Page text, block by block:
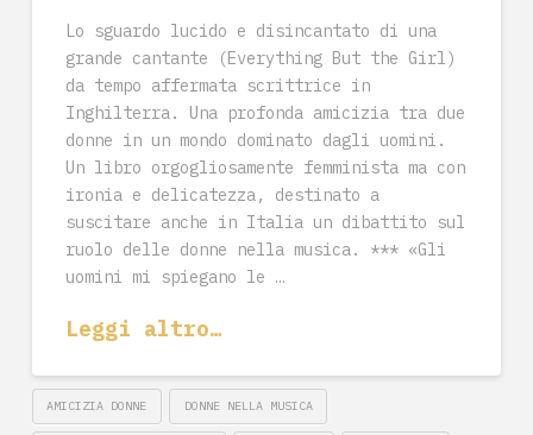
Lo sguardo lucido e disincantato di una
grande cantante (Everything But the Girl)
da tempo affermata scrittrice in
Inghilterra. Una profonda amicizia tra due
donne in un mondo dominato dagli uomini.
Un libro orgogliosamente femminista ma con
ironia e delicatezza, destinato a
suscitare anche in Italia un dibattito sul
ruolo delle donne nella musica. *** «Gli
uomini mi spiegano le …
Leggi altro…
AMICIZIA DONNE DONNE NELLA MUSICA